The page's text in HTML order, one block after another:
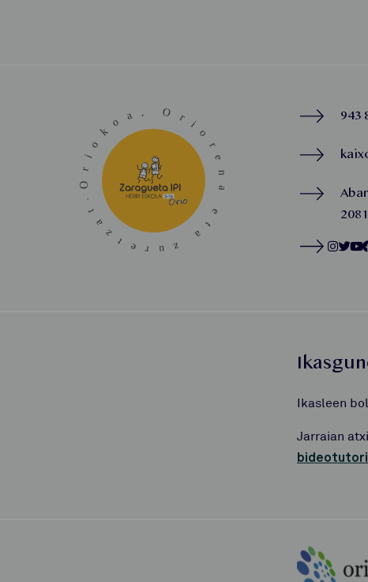
943
Ikasleen
Jarraian